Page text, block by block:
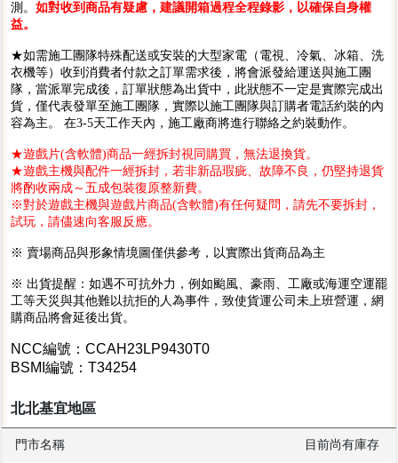
測。 如對收到商品有疑慮，建議開箱過程全程錄影，以確保自身權
益。
★如需施工團隊特殊配送或安裝的大型家電（電視、冷氣、冰箱、洗
衣機等）收到消費者付款之訂單需求後，將會派發給運送與施工團
隊，當派單完成後，訂單狀態為出貨中，此狀態不一定是實際完成出
貨，僅代表發單至施工團隊，實際以施工團隊與訂購者電話約裝的內
容為主。 在3-5天工作天內，施工廠商將進行聯絡之約裝動作。
★遊戲片(含軟體)商品一經拆封視同購買，無法退換貨。
★遊戲主機與配件一經拆封，若非新品瑕疵、故障不良，仍堅持退貨
將酌收兩成～五成包裝復原整新費。
※對於遊戲主機與遊戲片商品(含軟體)有任何疑問，請先不要拆封，
試玩，請儘速向客服反應。
※ 賣場商品與形象情境圖僅供參考，以實際出貨商品為主
※ 出貨提醒：如遇不可抗外力，例如颱風、豪雨、工廠或海運空運罷
工等天災與其他難以抗拒的人為事件，致使貨運公司未上班營運，網
購商品將會延後出貨。
NCC編號：CCAH23LP9430T0
BSMI編號：T34254
北北基宜地區
門市名稱 目前尚有庫存